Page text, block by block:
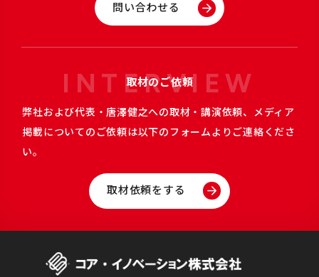
問い合わせる
INTERVIEW
取材のご依頼
弊社および代表・唐澤健之への取材・講演依頼、メディア
掲載についてのご依頼は以下のフォームよりご連絡くださ
い。
取材依頼をする